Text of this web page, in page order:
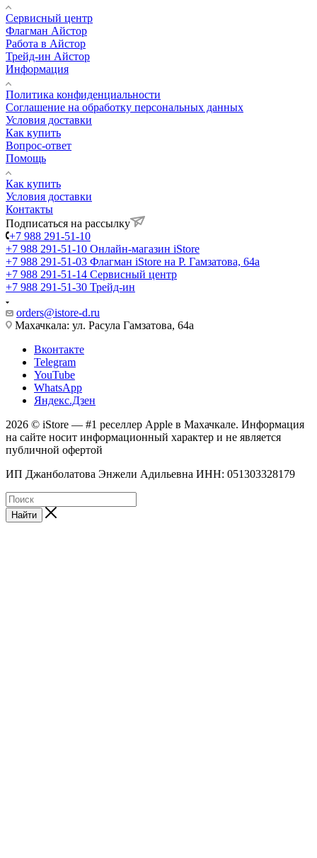
Сервисный центр
Флагман Айстор
Работа в Айстор
Трейд-ин Айстор
Информация
Политика конфиденциальности
Соглашение на обработку персональных данных
Условия доставки
Как купить
Вопрос-ответ
Помощь
Как купить
Условия доставки
Контакты
Подписаться на рассылку
+7 988 291-51-10
+7 988 291-51-10 Онлайн-магазин iStore
+7 988 291-51-03 Флагман iStore на Р. Гамзатова, 64а
+7 988 291-51-14 Сервисный центр
+7 988 291-51-30 Трейд-ин
orders@istore-d.ru
Махачкала: ул. Расула Гамзатова, 64а
Вконтакте
Telegram
YouTube
WhatsApp
Яндекс.Дзен
2026 © iStore — #1 реселлер Apple в Махачкале. Информация
на сайте носит информационный характер и не является
публичной офертой
ИП Джанболатова Энжели Адильевна ИНН: 051303328179
Найти